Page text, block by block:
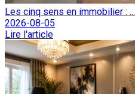
Les cinq sens en immobilier : ...
2026-08-05
Lire l'article